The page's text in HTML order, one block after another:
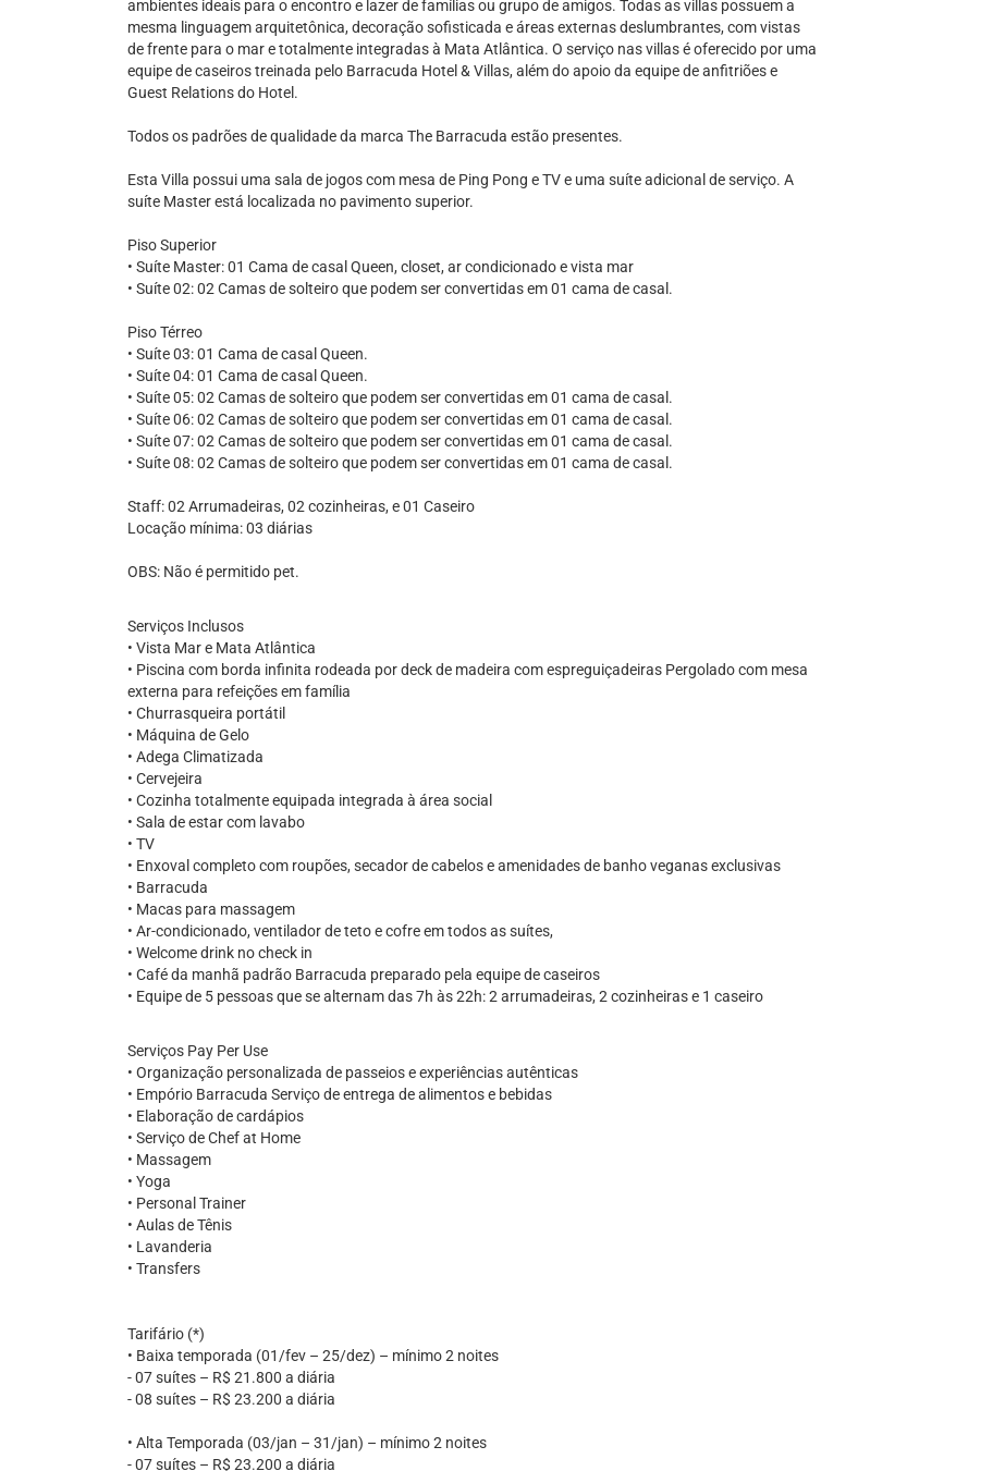
ambientes ideais para o encontro e lazer de famílias ou grupo de amigos. Todas as villas possuem a
mesma linguagem arquitetônica, decoração sofisticada e áreas externas deslumbrantes, com vistas
de frente para o mar e totalmente integradas à Mata Atlântica. O serviço nas villas é oferecido por uma
equipe de caseiros treinada pelo Barracuda Hotel & Villas, além do apoio da equipe de anfitriões e
Guest Relations do Hotel.
Todos os padrões de qualidade da marca The Barracuda estão presentes.
Esta Villa possui uma sala de jogos com mesa de Ping Pong e TV e uma suíte adicional de serviço. A
suíte Master está localizada no pavimento superior.
Piso Superior
• Suíte Master: 01 Cama de casal Queen, closet, ar condicionado e vista mar
• Suíte 02: 02 Camas de solteiro que podem ser convertidas em 01 cama de casal.
Piso Térreo
• Suíte 03: 01 Cama de casal Queen.
• Suíte 04: 01 Cama de casal Queen.
• Suíte 05: 02 Camas de solteiro que podem ser convertidas em 01 cama de casal.
• Suíte 06: 02 Camas de solteiro que podem ser convertidas em 01 cama de casal.
• Suíte 07: 02 Camas de solteiro que podem ser convertidas em 01 cama de casal.
• Suíte 08: 02 Camas de solteiro que podem ser convertidas em 01 cama de casal.
Staff: 02 Arrumadeiras, 02 cozinheiras, e 01 Caseiro
Locação mínima: 03 diárias
OBS: Não é permitido pet.
Serviços Inclusos
• Vista Mar e Mata Atlântica
• Piscina com borda infinita rodeada por deck de madeira com espreguiçadeiras Pergolado com mesa
externa para refeições em família
• Churrasqueira portátil
• Máquina de Gelo
• Adega Climatizada
• Cervejeira
• Cozinha totalmente equipada integrada à área social
• Sala de estar com lavabo
• TV
• Enxoval completo com roupões, secador de cabelos e amenidades de banho veganas exclusivas
• Barracuda
• Macas para massagem
• Ar-condicionado, ventilador de teto e cofre em todos as suítes,
• Welcome drink no check in
• Café da manhã padrão Barracuda preparado pela equipe de caseiros
• Equipe de 5 pessoas que se alternam das 7h às 22h: 2 arrumadeiras, 2 cozinheiras e 1 caseiro
Serviços Pay Per Use
• Organização personalizada de passeios e experiências autênticas
• Empório Barracuda Serviço de entrega de alimentos e bebidas
• Elaboração de cardápios
• Serviço de Chef at Home
• Massagem
• Yoga
• Personal Trainer
• Aulas de Tênis
• Lavanderia
• Transfers
Tarifário (*)
• Baixa temporada (01/fev – 25/dez) – mínimo 2 noites
- 07 suítes – R$ 21.800 a diária
- 08 suítes – R$ 23.200 a diária
• Alta Temporada (03/jan – 31/jan) – mínimo 2 noites
- 07 suítes – R$ 23.200 a diária